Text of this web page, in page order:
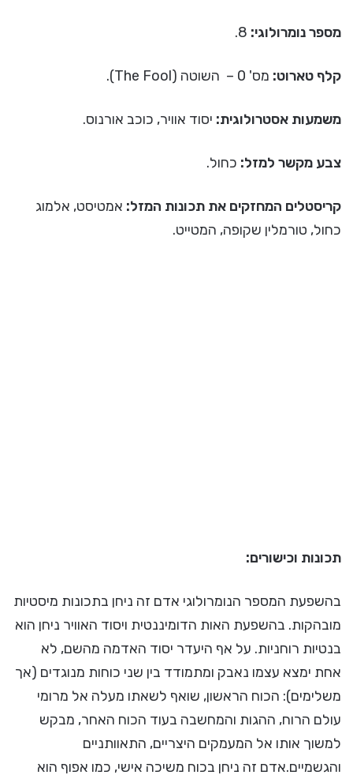
מספר נומרולוגי:
קלף טארוט: מס' 0 – השוטה (The Fool).
משמעות אסטרולוגית: יסוד אוויר, כוכב אורנוס.
צבע מקשר למזל: כחול.
קריסטלים המחזקים את תכונות המזל: אמטיסט, אלמוג
כחול, טורמלין שקופה, המטייט.
תכונות וכישורים:
בהשפעת המספר הנומרולוגי אדם זה ניחן בתכונות מיסטיות
מובהקות. בהשפעת האות הדומיננטית ויסוד האוויר ניחן הוא
בנטיות רוחניות. על אף היעדר יסוד האדמה מהשם, לא
אחת ימצא עצמו נאבק ומתמודד בין שני כוחות מנוגדים (אך
משלימים): הכוח הראשון, שואף לשאתו מעלה אל מרומי
עולם הרוח, ההגות והמחשבה בעוד הכוח האחר, מבקש
למשוך אותו אל המעמקים היצריים, התאוותניים
והגשמיים.אדם זה ניחן בכוח משיכה אישי, כמו אפוף הוא